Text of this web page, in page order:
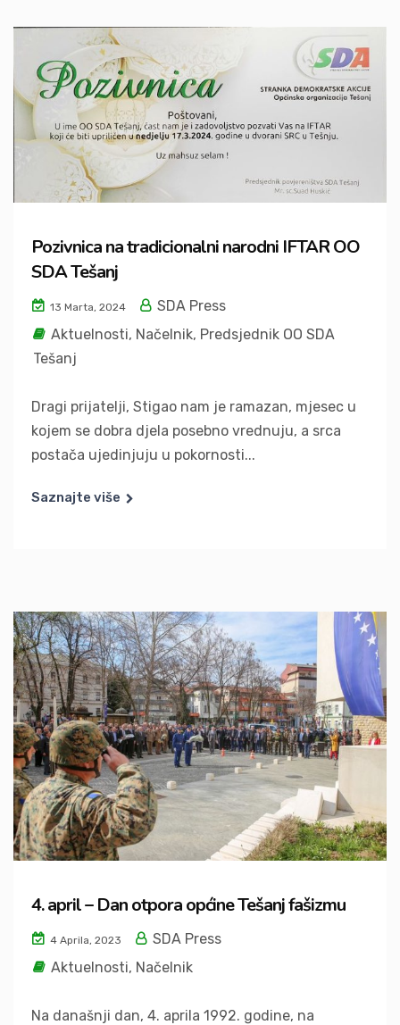
Pozivnica na tradicionalni narodni IFTAR OO
SDA Tešanj
13 Marta, 2024
SDA Press
Aktuelnosti, Načelnik, Predsjednik OO SDA
Tešanj
Dragi prijatelji, Stigao nam je ramazan, mjesec u
kojem se dobra djela posebno vrednuju, a srca
postača ujedinjuju u pokornosti...
Saznajte više
4. april – Dan otpora općine Tešanj fašizmu
4 Aprila, 2023
SDA Press
Aktuelnosti, Načelnik
Na današnji dan, 4. aprila 1992. godine, na